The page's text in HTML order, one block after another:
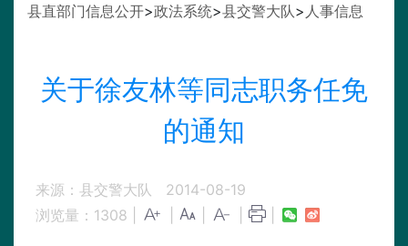
县直部门信息公开>政法系统>县交警大队> 人事信息
关于徐友林等同志职务任免
的通知
来源：县交警大队
2014-08-19
浏览量： 1308